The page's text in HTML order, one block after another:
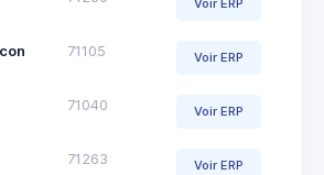
Voir ERP
71105 Voir ERP
71040 Voir ERP
71263 Voir ERP